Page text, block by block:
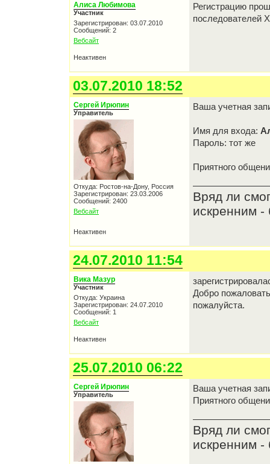
Алиса Любимова
Участник
Зарегистрирован: 03.07.2010
Сообщений: 2
Вебсайт
Регистрацию
последователей
Неактивен
03.07.2010 18:52
Сергей Ирюпин
Управитель
Откуда: Ростов-на-Дону, Россия
Зарегистрирован: 23.03.2006
Сообщений: 2400
Вебсайт
Ваша учетная
Имя для входа:
Пароль: тот же
Приятного
Вряд ли
искренним -
Неактивен
24.07.2010 11:54
Вика Мазур
Участник
Откуда: Украина
Зарегистрирован: 24.07.2010
Сообщений: 1
Вебсайт
Добро
пожалуйста.
Неактивен
25.07.2010 06:22
Сергей Ирюпин
Управитель
Ваша учетная
Приятного
Вряд ли
искренним -